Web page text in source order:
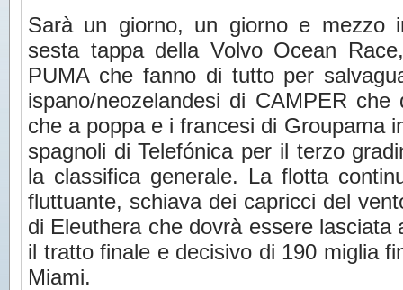
Sarà un giorno, un giorno e mezzo
sesta tappa della Volvo Ocean
PUMA che fanno di tutto per
ispano/neozelandesi di CAMPER
che a poppa e i francesi di Groupama
spagnoli di Telefónica per il terzo
la classifica generale. La flotta
fluttuante, schiava dei capricci del
di Eleuthera che dovrà essere
il tratto finale e decisivo di 190 miglia
Miami.